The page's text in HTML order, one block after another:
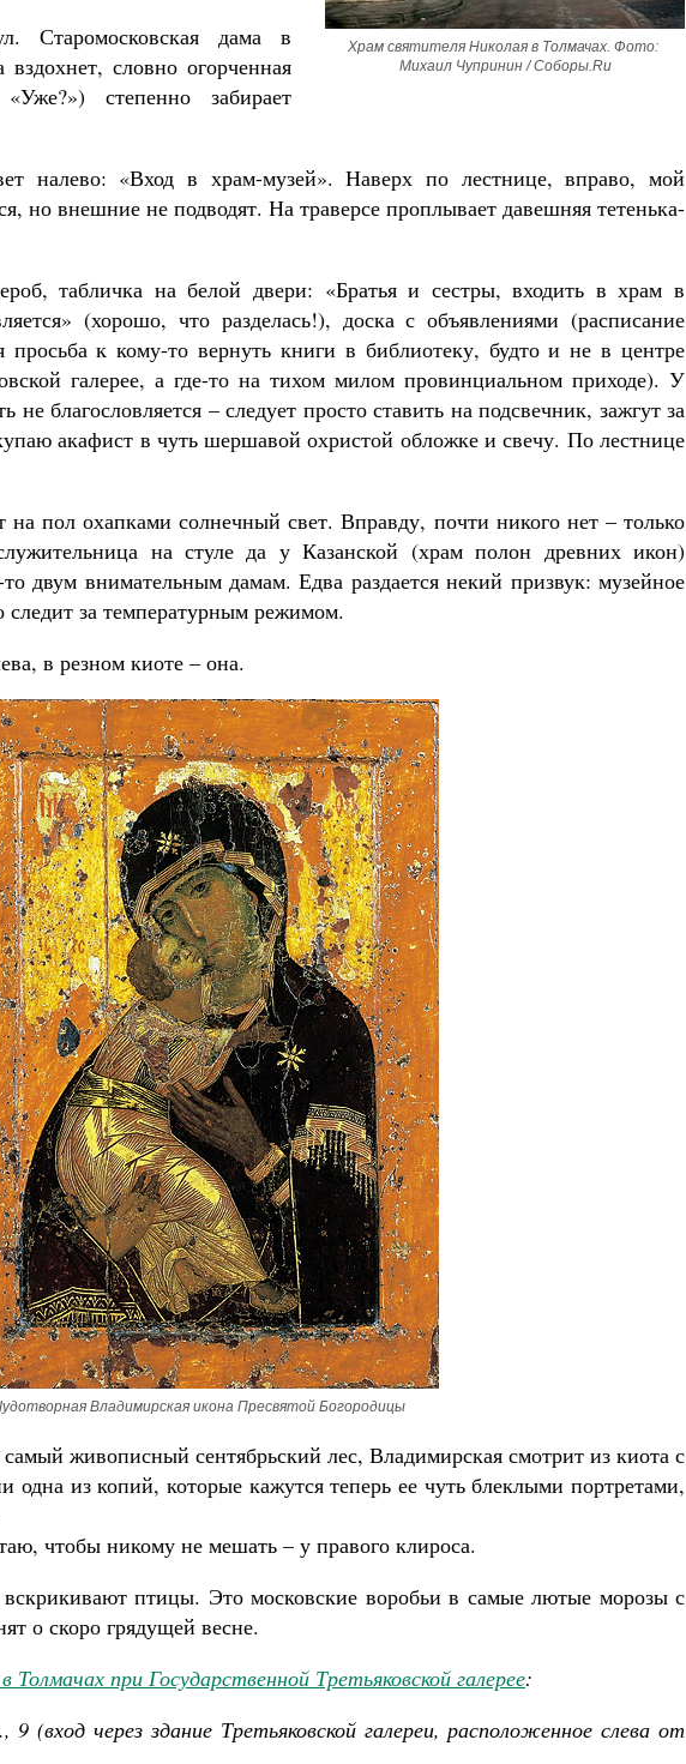
Храм святителя Николая в Толмачах. Фото:
Михаил Чупринин / Соборы.Ru
Старомосковская дама в
словно огорченная
степенно забирает
налево: «Вход в храм-музей». Наверх по лестнице, вправо, мой
но внешние не подводят. На траверсе проплывает давешняя тетенька-
табличка на белой двери: «Братья и сестры, входить в храм в
(хорошо, что разделась!), доска с объявлениями (расписание
к кому-то вернуть книги в библиотеку, будто и не в центре
галерее, а где-то на тихом милом провинциальном приходе). У
не благословляется – следует просто ставить на подсвечник, зажгут за
акафист в чуть шершавой охристой обложке и свечу. По лестнице
пол охапками солнечный свет. Вправду, почти никого нет – только
на стуле да у Казанской (храм полон древних икон)
двум внимательным дамам. Едва раздается некий призвук: музейное
за температурным режимом.
в резном киоте – она.
Владимирская икона Пресвятой Богородицы
самый живописный сентябрьский лес, Владимирская смотрит из киота с
одна из копий, которые кажутся теперь ее чуть блеклыми портретами,
чтобы никому не мешать – у правого клироса.
птицы. Это московские воробьи в самые лютые морозы с
о скоро грядущей весне.
при Государственной Третьяковской галерее:
(вход через здание Третьяковской галереи, расположенное слева от